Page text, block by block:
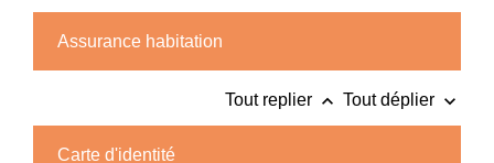
Assurance habitation
Tout replier keyboard_arrow_up Tout déplier keyboard_arrow_down
Carte d'identité